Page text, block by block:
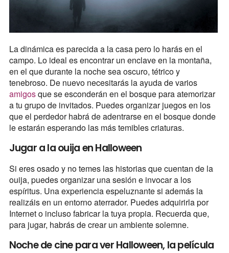
La dinámica es parecida a la casa pero lo harás en el
campo. Lo ideal es encontrar un enclave en la montaña,
en el que durante la noche sea oscuro, tétrico y
tenebroso. De nuevo necesitarás la ayuda de varios
amigosque se esconderán en el bosque para atemorizar
a tu grupo de invitados. Puedes organizar juegos en los
que el perdedor habrá de adentrarse en el bosque donde
le estarán esperando las más temibles criaturas.
Jugar a la ouija en Halloween
Si eres osado y no temes las historias que cuentan de la
ouija, puedes organizar una sesión e invocar a los
espíritus. Una experiencia espeluznante si además la
realizáis en un entorno aterrador. Puedes adquirirla por
Internet o incluso fabricar la tuya propia. Recuerda que,
para jugar, habrás de crear un ambiente solemne.
Noche de cine para ver Halloween, la película